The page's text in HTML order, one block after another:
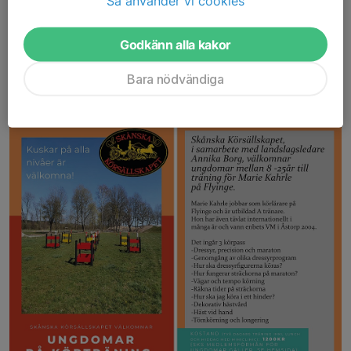
Hör av er till Chatarina Hjortsberg via Messenger eller Mail
Godkänn alla kakor
Bara nödvändiga